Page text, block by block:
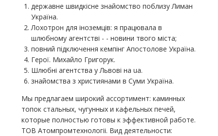
державне швидкісне знайомство поблизу Лиман
Україна.
Лохотрон для іноземців: я працювала в
шлюбному агентстві - - новини твого міста;
повний підключення кемпінг Апостолове Україна.
Герої. Михайло Григорук.
Шлюбні агентства у Львові на ua.
знайомства з християнами в Суми Україна.
Мы предлагаем широкий ассортимент: каминных
топок стальных, чугунных и кафельных печей,
которые полностью готовы к эффективной работе.
ТОВ Атомпромтехнологіі. Вид деятельности: